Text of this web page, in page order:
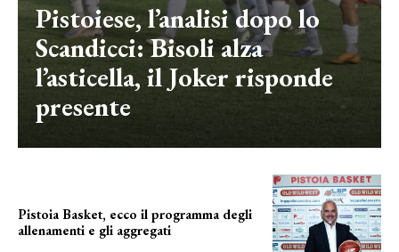
Pistoiese, l’analisi dopo lo
Scandicci: Bisoli alza
l’asticella, il Joker risponde
presente
Pistoia Basket, ecco il programma degli
allenamenti e gli aggregati